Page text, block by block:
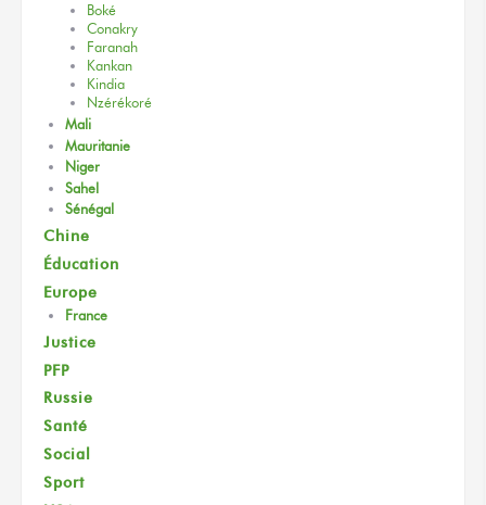
Boké
Conakry
Faranah
Kankan
Kindia
Nzérékoré
Mali
Mauritanie
Niger
Sahel
Sénégal
Chine
Éducation
Europe
France
Justice
PFP
Russie
Santé
Social
Sport